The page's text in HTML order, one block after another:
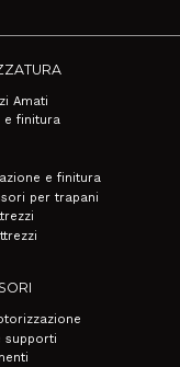
Amati
e finitura
e finitura
per trapani
supporti